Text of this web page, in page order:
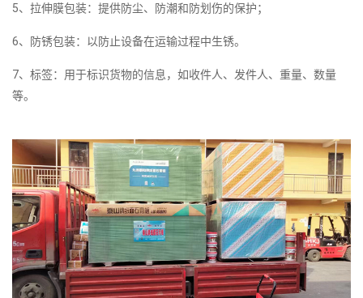
5、拉伸膜包装：提供防尘、防潮和防划伤的保护；
6、防锈包装：以防止设备在运输过程中生锈。
7、标签：用于标识货物的信息，如收件人、发件人、重量、数量
等。